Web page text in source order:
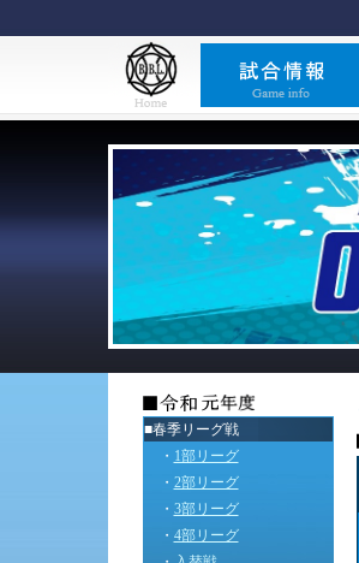
■春季リーグ戦
・ 1部リーグ
・ 2部リーグ
・ 3部リーグ
・ 4部リーグ